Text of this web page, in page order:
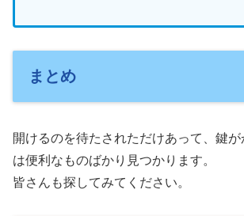
まとめ
開けるのを待たされただけあって、鍵
は便利なものばかり見つかります。
皆さんも探してみてください。